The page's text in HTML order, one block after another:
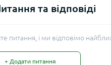
та відповіді
питання, і ми відповімо
+ Додати питання